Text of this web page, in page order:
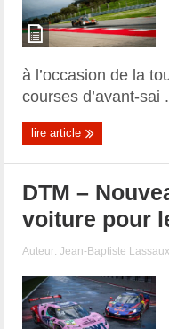
à l’occasion de la
courses d’avant-sai
lire article
DTM –
voiture pour
Auteur:Jean-Baptiste Lassaux